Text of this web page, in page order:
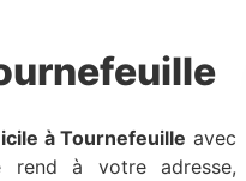
à Tournefeuille avec
rend à votre adresse,